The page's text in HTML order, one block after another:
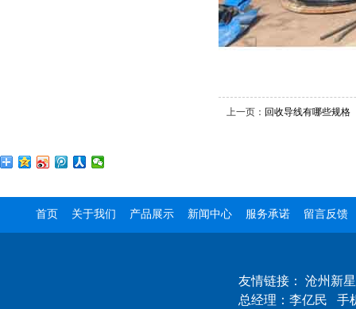
上一页： 回收导线有哪些规格
首页 关于我们 产品展示 新闻中心 服务承诺 留言反馈
友情链接： 沧州新
总经理：李亿民 手